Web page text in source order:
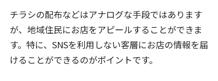
チラシの配布などはアナログな手段ではあります
が、地域住民にお店をアピールすることができま
す。特に、SNSを利用しない客層にお店の情報を届
けることができるのがポイントです。